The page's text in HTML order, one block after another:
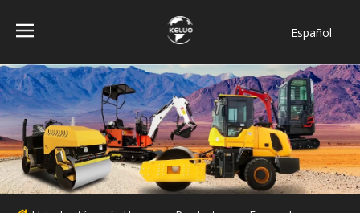
Español
Bahasa
indonesia
Türk dili
ไทย
Italiano
Deutsch